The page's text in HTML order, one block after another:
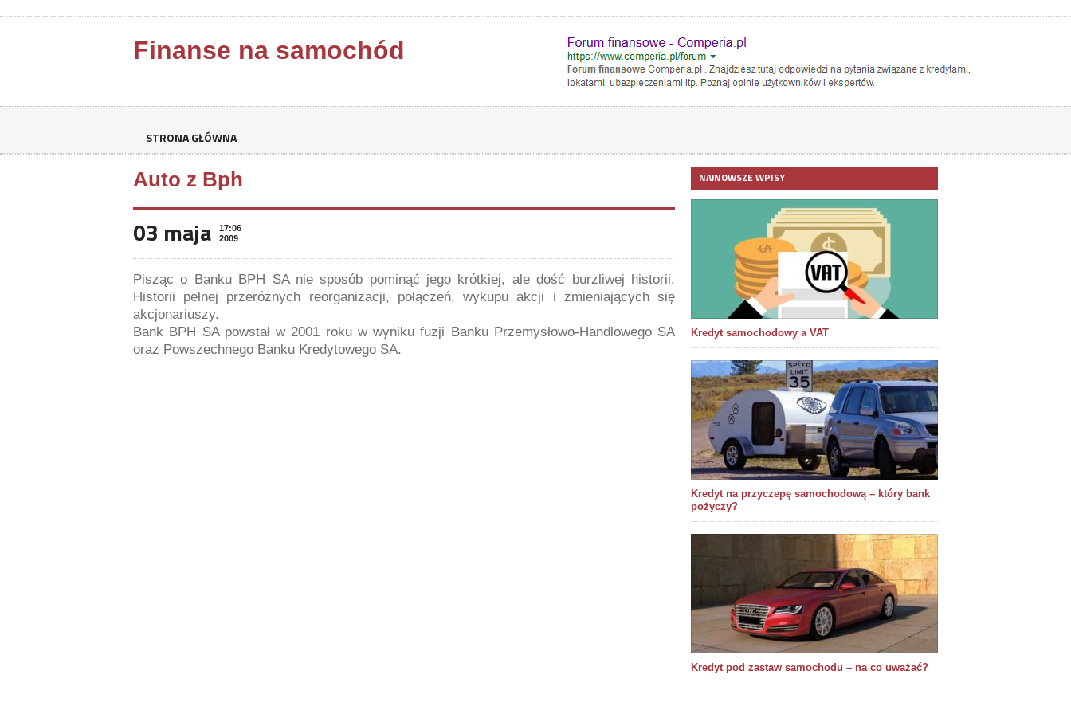
Finanse na samochód
STRONA GŁÓWNA
Auto z Bph
03 maja
17:06
2009
Pisząc o Banku BPH SA nie sposób pominąć jego krótkiej, ale dość burzliwej historii.
Historii pełnej przeróżnych reorganizacji, połączeń, wykupu akcji i zmieniających się
akcjonariuszy.
Bank BPH SA powstał w 2001 roku w wyniku fuzji Banku Przemysłowo-Handlowego SA
oraz Powszechnego Banku Kredytowego SA.
NAJNOWSZE WPISY
Kredyt samochodowy a VAT
Kredyt na przyczepę samochodową – który bank
pożyczy?
Kredyt pod zastaw samochodu – na co uważać?